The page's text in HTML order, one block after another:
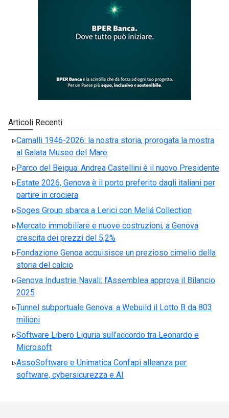
Articoli Recenti
Camalli 1946-2026: la nostra storia, prorogata la mostra
al Galata Museo del Mare
Parco del Beigua: Andrea Castellini è il nuovo Presidente
Estate 2026, Genova è il porto preferito dagli italiani per
partire in crociera
Soges Group sbarca a Lerici con Meliá Collection
Mercato immobiliare e nuove costruzioni, a Genova
crescita dei prezzi del 5,2%
Fondazione Genoa acquisisce un prezioso cimelio della
storia del calcio
Genova Industrie Navali: l’Assemblea approva il Bilancio
2025
Tunnel subportuale Genova: a Webuild il Lotto B da 803
milioni
Software Libero Liguria sull’accordo tra Leonardo e
Microsoft
AssoSoftware e Unimatica Confapi alleanza per
software, cybersicurezza e AI